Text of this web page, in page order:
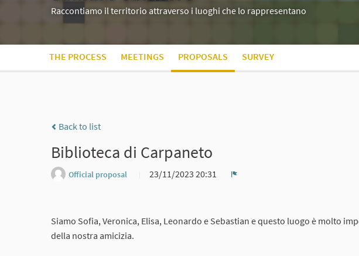
Raccontiamo il territorio attraverso i luoghi che lo rappresentano
THE PROCESS MEETINGS PROPOSALS SURVEY
Back to list
Biblioteca di Carpaneto
Official proposal
23/11/2023 20:31
Siamo Sofia, Veronica, Elisa, Leonardo e Sebastian e questo luogo è molto
della nostra amicizia.